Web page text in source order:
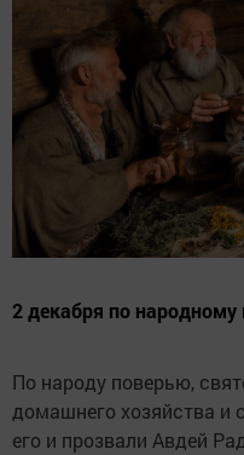
2 декабря по
По народу поверью,
домашнего хозяйства и
его и прозвали Авдей